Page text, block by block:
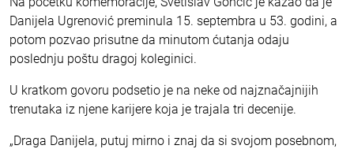
Danijela Ugrenović preminula 15. septembra u 53. godini, a
potom pozvao prisutne da minutom ćutanja odaju
poslednju poštu dragoj koleginici.
U kratkom govoru podsetio je na neke od najznačajnijih
trenutaka iz njene karijere koja je trajala tri decenije.
„Draga Danijela, putuj mirno i znaj da si svojom posebnom,